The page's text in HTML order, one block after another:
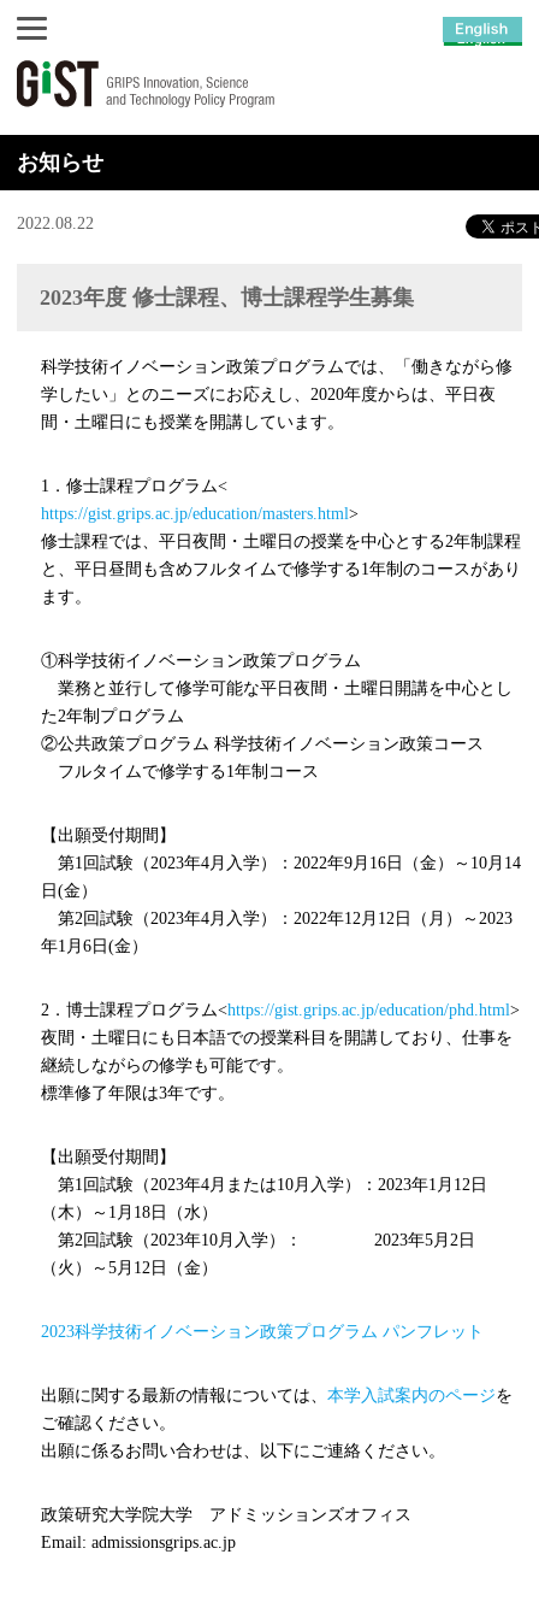
お知らせ
2022.08.22
2023年度 修士課程、博士課程学生募集
科学技術イノベーション政策プログラムでは、「働きながら修
学したい」とのニーズにお応えし、2020年度からは、平日夜
間・土曜日にも授業を開講しています。
1．修士課程プログラム<
https://gist.grips.ac.jp/education/masters.html>
修士課程では、平日夜間・土曜日の授業を中心とする2年制課程
と、平日昼間も含めフルタイムで修学する1年制のコースがあり
ます。
①科学技術イノベーション政策プログラム
業務と並行して修学可能な平日夜間・土曜日開講を中心とし
た2年制プログラム
②公共政策プログラム 科学技術イノベーション政策コース
フルタイムで修学する1年制コース
【出願受付期間】
第1回試験（2023年4月入学）： 2022年9月 16 日（金）～ 10月 14
日 (金）
第2回試験（2023年4月入学）： 2022年12月 12 日（月）～2023
年1 月6日 (金）
2．博士課程プログラム<https://gist.grips.ac.jp/education/phd.html>
夜間・土曜日にも日本語での授業科目を開講しており、仕事を
継続しながらの修学も可能です。
標準修了年限は3年です。
【出願受付期間】
第1 回試験（2023年4月または10月入学）： 2023年1 月 12 日
（木）～ 1 月 18 日（水）
第2回試験（2023年10月入学）： 2023年5月 2 日
（火）～ 5月 12 日（金）
2023科学技術イノベーション政策プログラム パンフレット
出願に関する最新の情報については、 本学入試案内のページを
ご確認ください。
出願に係るお問い合わせは、以下にご連絡ください。
政策研究大学院大学 アドミッションズオフィス
Email: admissionsgrips.ac.jp